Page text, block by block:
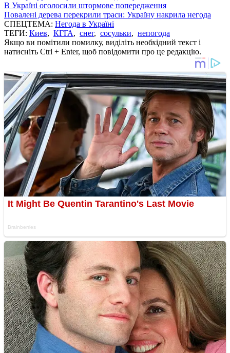
В Україні оголосили штормове попередження
Повалені дерева перекрили траси: Україну накрила негода
СПЕЦТЕМА: Негода в Україні
ТЕГИ: Киев, КГГА, снег, сосульки, непогода
Якщо ви помітили помилку, виділіть необхідний текст і
натисніть Ctrl + Enter, щоб повідомити про це редакцію.